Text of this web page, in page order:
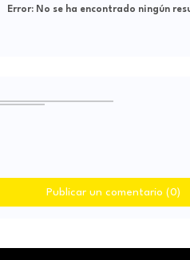
Error: No se ha encontrado ningún
Publicar un comentario (0)